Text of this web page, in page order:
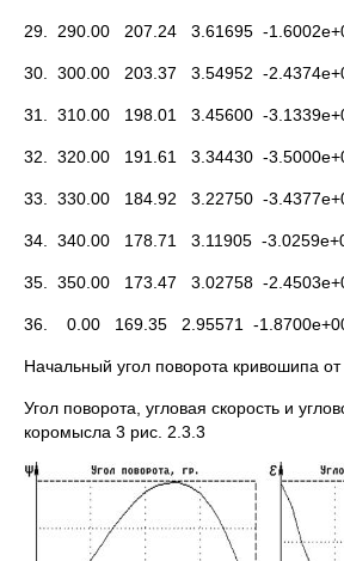
29. 290.00 207.24 3.61695 -
30. 300.00 203.37 3.54952 -
31. 310.00 198.01 3.45600 -
32. 320.00 191.61 3.34430 -
33. 330.00 184.92 3.22750 -
34. 340.00 178.71 3.11905 -
35. 350.00 173.47 3.02758 -
36. 0.00 169.35 2.95571 -
Начальный угол поворота кривошипа
Угол поворота, угловая скорость и
коромысла 3 рис. 2.3.3